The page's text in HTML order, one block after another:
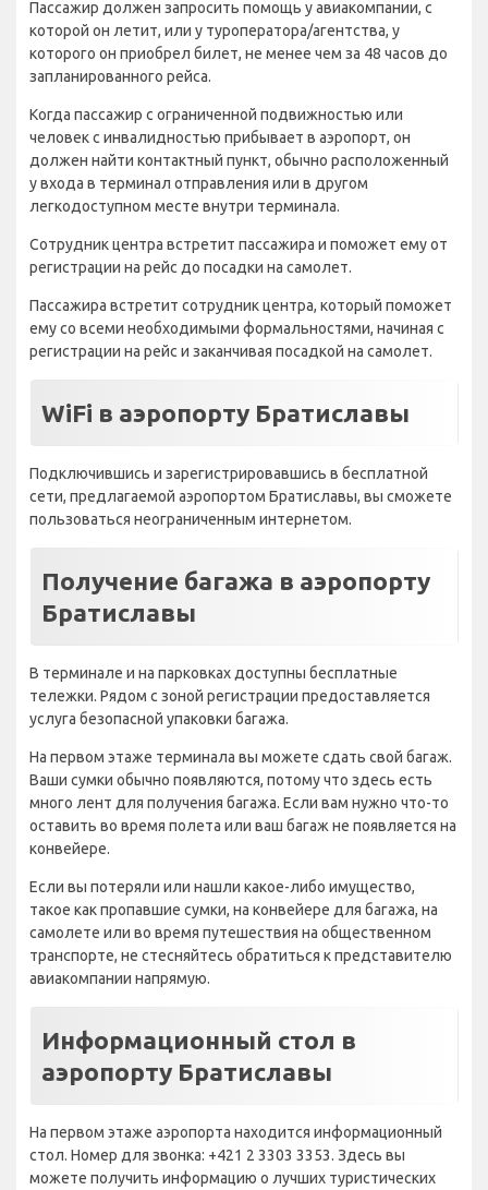
Пассажир должен запросить помощь у авиакомпании, с
которой он летит, или у туроператора/агентства, у
которого он приобрел билет, не менее чем за 48 часов до
запланированного рейса.
Когда пассажир с ограниченной подвижностью или
человек с инвалидностью прибывает в аэропорт, он
должен найти контактный пункт, обычно расположенный
у входа в терминал отправления или в другом
легкодоступном месте внутри терминала.
Сотрудник центра встретит пассажира и поможет ему от
регистрации на рейс до посадки на самолет.
Пассажира встретит сотрудник центра, который поможет
ему со всеми необходимыми формальностями, начиная с
регистрации на рейс и заканчивая посадкой на самолет.
WiFi в аэропорту Братиславы
Подключившись и зарегистрировавшись в бесплатной
сети, предлагаемой аэропортом Братиславы, вы сможете
пользоваться неограниченным интернетом.
Получение багажа в аэропорту
Братиславы
В терминале и на парковках доступны бесплатные
тележки. Рядом с зоной регистрации предоставляется
услуга безопасной упаковки багажа.
На первом этаже терминала вы можете сдать свой багаж.
Ваши сумки обычно появляются, потому что здесь есть
много лент для получения багажа. Если вам нужно что-то
оставить во время полета или ваш багаж не появляется на
конвейере.
Если вы потеряли или нашли какое-либо имущество,
такое как пропавшие сумки, на конвейере для багажа, на
самолете или во время путешествия на общественном
транспорте, не стесняйтесь обратиться к представителю
авиакомпании напрямую.
Информационный стол в
аэропорту Братиславы
На первом этаже аэропорта находится информационный
стол. Номер для звонка: +421 2 3303 3353. Здесь вы
можете получить информацию о лучших туристических